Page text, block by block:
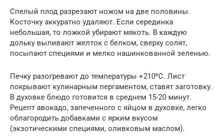
Спелый плод разрезают ножом на две половины.
Косточку аккуратно удаляют. Если серединка
небольшая, то ложкой убирают мякоть. В каждую
дольку выливают желток с белком, сверху солят,
посыпают специями и мелко нашинкованной зеленью.
Печку разогревают до температуры +210⁰С. Лист
покрывают кулинарным пергаментом, ставят заготовку.
В духовке блюдо готовится в среднем 15-20 минут.
Рецепт авокадо, запеченного с яйцом в духовке, легко
облагородить добавками с ярким вкусом
(экзотическими специями, оливковым маслом).